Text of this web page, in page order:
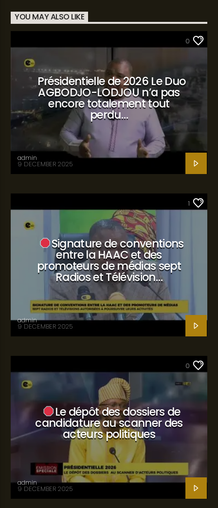
YOU MAY ALSO LIKE
0
Présidentielle de 2026 Le Duo
AGBODJO-LODJOU n’a pas
encore totalement tout
perdu…
admin
9 DECEMBER 2025
1
Signature de conventions
entre la HAAC et des
promoteurs de médias sept
Radios et Télévision…
admin
9 DECEMBER 2025
0
Le dépôt des dossiers de
candidature au scanner des
acteurs politiques
admin
9 DECEMBER 2025